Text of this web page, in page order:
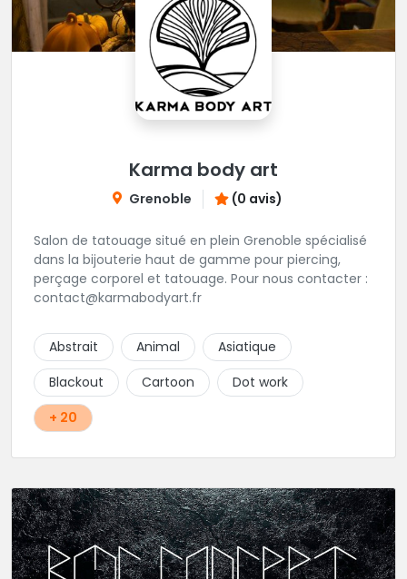
Karma body art
Grenoble (0 avis)
Salon de tatouage situé en plein Grenoble spécialisé
dans la bijouterie haut de gamme pour piercing,
perçage corporel et tatouage. Pour nous contacter :
contact@karmabodyart.fr
Abstrait Animal
Asiatique
Blackout
Cartoon
Dot work
+ 20